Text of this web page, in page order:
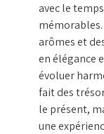
avec le
arômes et
en élégance
évoluer
fait des
le présent,
une